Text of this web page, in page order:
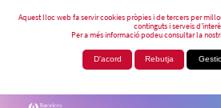
Aquest lloc web fa servir cookies pròpies i de tercers per
continguts i serveis
Per a més informació podeu consultar la
D'acord Rebutja